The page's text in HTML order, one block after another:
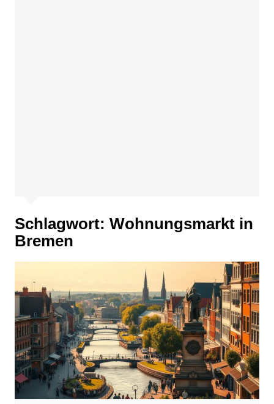
Schlagwort: Wohnungsmarkt in
Bremen